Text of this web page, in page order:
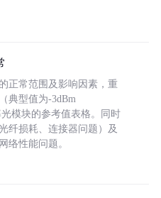
正常范围及影响因素，重
典型值为-3dBm
模块的参考值表格。同时
纤损耗、连接器问题）及
络性能问题。